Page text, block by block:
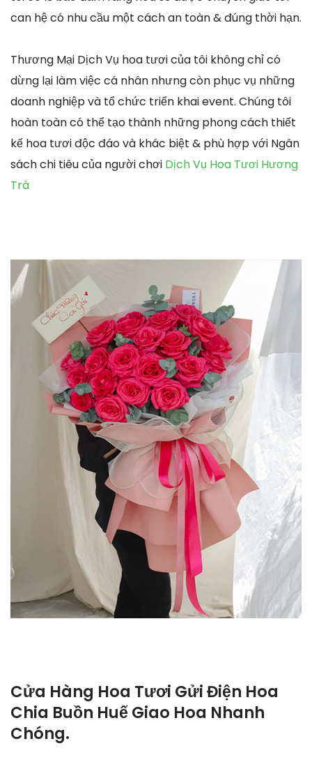
can hệ có nhu cầu một cách an toàn & đúng thời hạn.
Thương Mại Dịch Vụ hoa tươi của tôi không chỉ có
dừng lại làm việc cá nhân nhưng còn phục vụ những
doanh nghiệp và tổ chức triển khai event. Chúng tôi
hoàn toàn có thể tạo thành những phong cách thiết
kế hoa tươi độc đáo và khác biệt & phù hợp với Ngân
sách chi tiêu của người chơi Dịch Vụ Hoa Tươi Hương
Trà
Cửa Hàng Hoa Tươi Gửi Điện Hoa
Chia Buồn Huế Giao Hoa Nhanh
Chóng.